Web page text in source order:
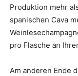
Produktion mehr
spanischen Cava
pro Flasche an
Am anderen Ende